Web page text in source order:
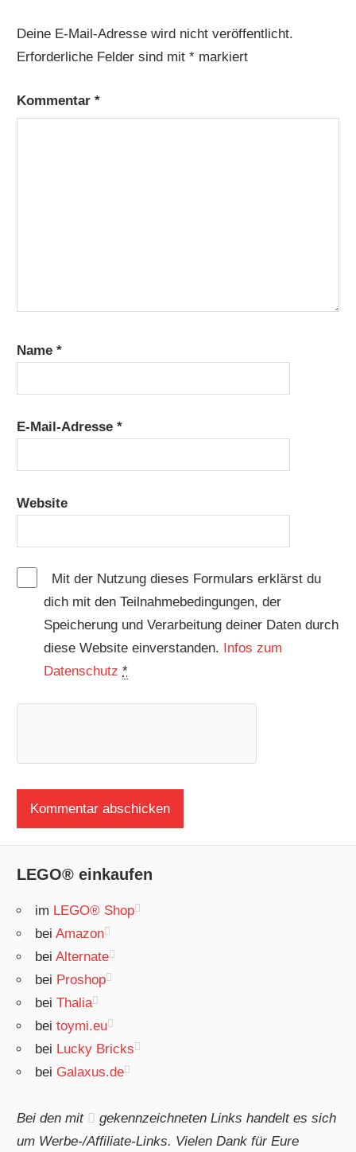
Deine E-Mail-Adresse wird nicht veröffentlicht.
Erforderliche Felder sind mit* markiert
Kommentar*
Name*
E-Mail-Adresse*
Website
Mit der Nutzung dieses Formulars erklärst du
dich mit den Teilnahmebedingungen, der
Speicherung und Verarbeitung deiner Daten durch
diese Website einverstanden.
Infos zum
Datenschutz *
LEGO® einkaufen
im LEGO® Shop
beiAmazon
beiAlternate
bei Proshop
beiThalia
beitoymi.eu
bei Lucky Bricks
bei Galaxus.de
Bei den mit
gekennzeichneten Links handelt es sich
um Werbe-/Affiliate-Links. Vielen Dank für Eure